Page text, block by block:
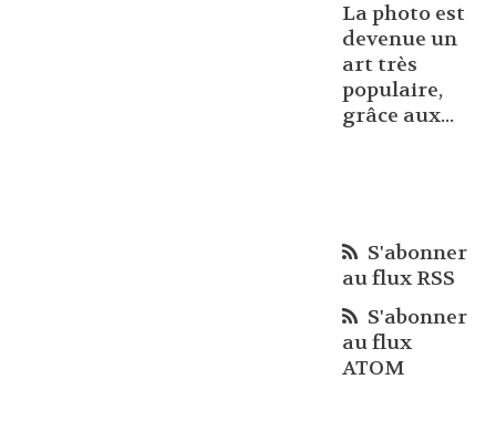
La photo est
devenue un
art très
populaire,
grâce aux...
S'abonner
au flux RSS
S'abonner
au flux
ATOM